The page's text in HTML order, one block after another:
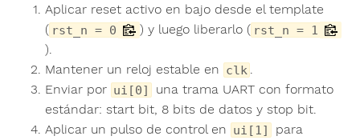
Aplicar reset activo en bajo desde el template
( rst_n = 0 ) y luego liberarlo ( rst_n = 1
).
Mantener un reloj estable en clk .
Enviar por ui[0]
una trama UART con formato
estándar: start bit, 8 bits de datos y stop bit.
Aplicar un pulso de control en ui[1]
para